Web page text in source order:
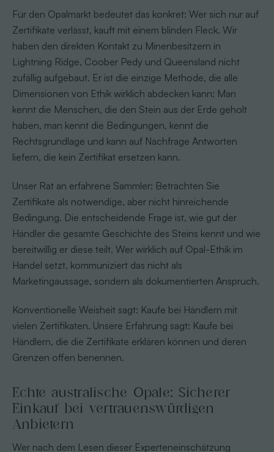
Für den Opalmarkt bedeutet das konkret: Wer sich nur auf
Zertifikate verlässt, kauft mit einem blinden Fleck. Wir
haben den direkten Kontakt zu Minenbesitzern in
Lightning Ridge, Coober Pedy und Queensland nicht
zufällig aufgebaut. Er ist die einzige Methode, die alle
Dimensionen von Ethik wirklich abdecken kann: Man
kennt die Menschen, die den Stein aus der Erde geholt
haben, man kennt die Bedingungen, kennt die
Rechtsgrundlage und kann auf Nachfrage Antworten
liefern, die kein Zertifikat ersetzen kann.
Unser Rat an erfahrene Sammler: Betrachten Sie
Zertifikate als notwendige, aber nicht hinreichende
Bedingung. Die entscheidende Frage ist, wie gut der
Händler die gesamte Geschichte des Steins kennt und wie
bereitwillig er diese teilt. Wer wirklich auf Opal-Ethik im
Handel setzt, kommuniziert das nicht als
Marketingaussage, sondern als dokumentierten Anspruch.
Konventionelle Weisheit sagt: Kaufe bei Händlern mit
vielen Zertifikaten. Unsere Erfahrung sagt: Kaufe bei
Händlern, die die Zertifikate erklären können und deren
Grenzen offen benennen.
Echte australische Opale: Sicherer
Einkauf bei vertrauenswürdigen
Anbietern
Wer nach dem Lesen dieser Experteneinschätzung